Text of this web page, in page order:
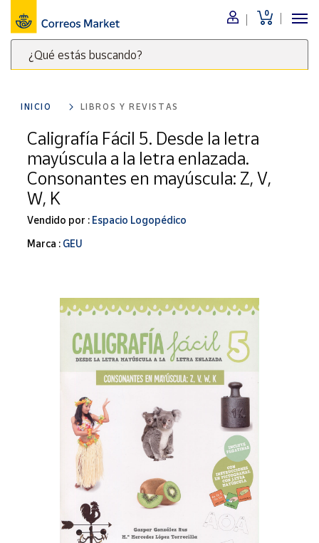
0
¿Qué estás buscando?
clave
para
buscar
productos
Correos
Market
Menú
Nuestro
catálogo
Alimentación
Bebidas
Ocio y cultura
Juguetes y
juegos
Libros y
Ceuta y Melilla
INICIO LIBROS Y REVISTAS
Caligrafía Fácil 5. Desde la letra
mayúscula a la letra enlazada.
Consonantes en mayúscula: Z, V,
W, K
Vendido por : Espacio Logopédico
Marca : GEU